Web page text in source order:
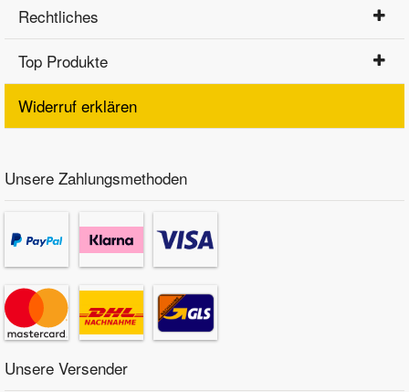
Rechtliches
Top Produkte
Widerruf erklären
Unsere Zahlungsmethoden
Unsere Versender